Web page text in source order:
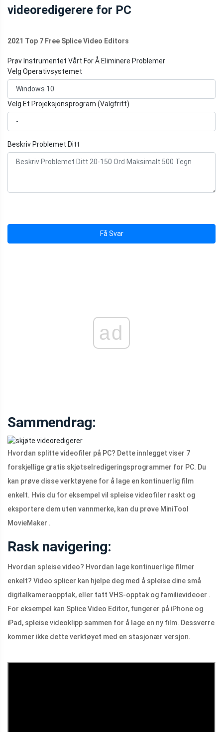
videoredigerere for PC
2021 Top 7 Free Splice Video Editors
Prøv Instrumentet Vårt For Å Eliminere Problemer
Velg Operativsystemet
Velg Et Projeksjonsprogram (Valgfritt)
Beskriv Problemet Ditt
Få Svar
ad
Sammendrag:
Hvordan splitte videofiler på PC? Dette innlegget viser 7
forskjellige gratis skjøtselredigeringsprogrammer for PC. Du
kan prøve disse verktøyene for å lage en kontinuerlig film
enkelt. Hvis du for eksempel vil spleise videofiler raskt og
eksportere dem uten vannmerke, kan du prøve MiniTool
MovieMaker .
Rask navigering:
Hvordan spleise video? Hvordan lage kontinuerlige filmer
enkelt? Video splicer kan hjelpe deg med å spleise dine små
digitalkameraopptak, eller tatt VHS-opptak og familievideoer .
For eksempel kan Splice Video Editor, fungerer på iPhone og
iPad, spleise videoklipp sammen for å lage en ny film. Dessverre
kommer ikke dette verktøyet med en stasjonær versjon.